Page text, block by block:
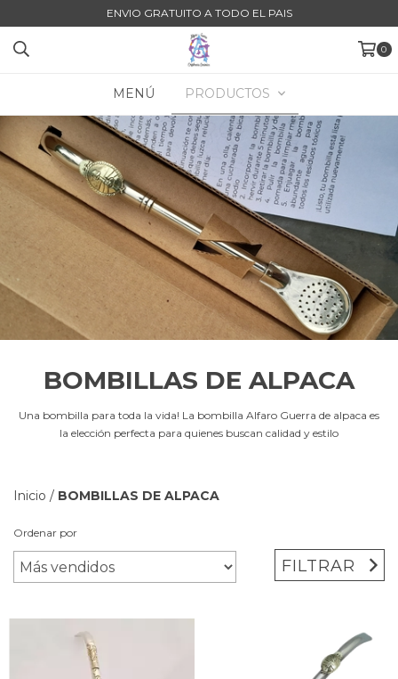
ENVIO GRATUITO A TODO EL PAIS
0
MENÚ PRODUCTOS
BOMBILLAS DE ALPACA
Una bombilla para toda la vida! La bombilla Alfaro Guerra de alpaca es
la elección perfecta para quienes buscan calidad y estilo
Inicio / BOMBILLAS DE ALPACA
Ordenar por
FILTRAR